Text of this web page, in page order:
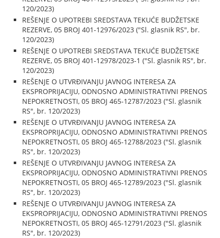
120/2023)
REŠENJE O UPOTREBI SREDSTAVA TEKUĆE BUDŽETSKE
REZERVE, 05 BROJ 401-12976/2023 ("Sl. glasnik RS", br.
120/2023)
REŠENJE O UPOTREBI SREDSTAVA TEKUĆE BUDŽETSKE
REZERVE, 05 BROJ 401-12978/2023-1 ("Sl. glasnik RS", br.
120/2023)
REŠENJE O UTVRĐIVANJU JAVNOG INTERESA ZA
EKSPROPRIJACIJU, ODNOSNO ADMINISTRATIVNI PRENOS
NEPOKRETNOSTI, 05 BROJ 465-12787/2023 ("Sl. glasnik
RS", br. 120/2023)
REŠENJE O UTVRĐIVANJU JAVNOG INTERESA ZA
EKSPROPRIJACIJU, ODNOSNO ADMINISTRATIVNI PRENOS
NEPOKRETNOSTI, 05 BROJ 465-12788/2023 ("Sl. glasnik
RS", br. 120/2023)
REŠENJE O UTVRĐIVANJU JAVNOG INTERESA ZA
EKSPROPRIJACIJU, ODNOSNO ADMINISTRATIVNI PRENOS
NEPOKRETNOSTI, 05 BROJ 465-12789/2023 ("Sl. glasnik
RS", br. 120/2023)
REŠENJE O UTVRĐIVANJU JAVNOG INTERESA ZA
EKSPROPRIJACIJU, ODNOSNO ADMINISTRATIVNI PRENOS
NEPOKRETNOSTI, 05 BROJ 465-12791/2023 ("Sl. glasnik
RS", br. 120/2023)